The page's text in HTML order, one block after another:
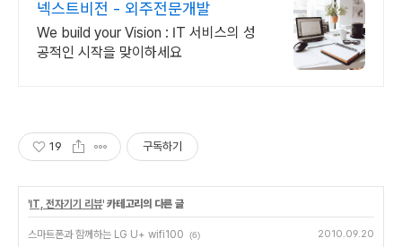
넥스트비전 - 외주전문개발
We build your Vision : IT 서비스의 성
공적인 시작을 맞이하세요
19 구독하기
'IT, 전자기기 리뷰' 카테고리의 다른 글
스마트폰과 함께하는 LG U+ wifi100 (6) 2010.09.20